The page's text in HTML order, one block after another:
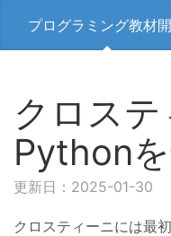
プログラミング教材
クロス
Python
更新日：2025-01-30
クロスティーニには最